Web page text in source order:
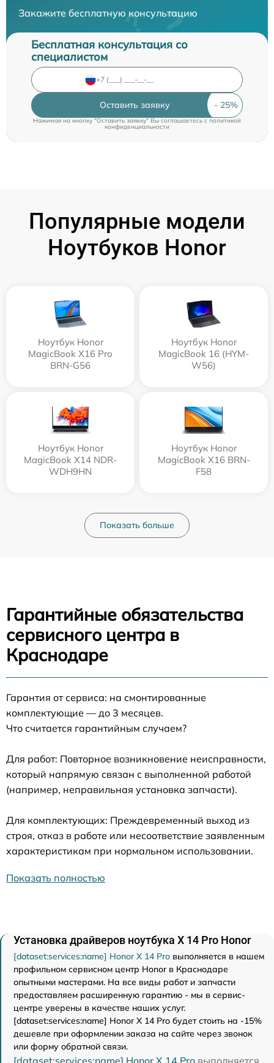
Закажите бесплатную консультацию
Бесплатная консультация со
специалистом
Оставить заявку
Нажимая на кнопку "Оставить заявку" Вы соглашаетесь cполитикой
конфиденциальности
Популярные модели
Ноутбуков Honor
Ноутбук Honor
MagicBook X16 Pro
BRN-G56
Ноутбук Honor
MagicBook 16 (HYM-
W56)
Ноутбук Honor
MagicBook X14 NDR-
WDH9HN
Ноутбук Honor
MagicBook X16 BRN-
F58
Показать больше
Гарантийные обязательства
сервисного центра в
Краснодаре
Гарантия от сервиса: на смонтированные
комплектующие — до 3 месяцев.
Что считается гарантийным случаем?
Для работ: Повторное возникновение неисправности,
который напрямую связан с выполненной работой
(например, неправильная установка запчасти).
Для комплектующих: Преждевременный выход из
строя, отказ в работе или несоответствие заявленным
характеристикам при нормальном использовании.
Показать полностью
Установка драйверов ноутбука X 14 Pro Honor
[dataset:services:name] Honor X 14 Pro выполняется в нашем
профильном сервисном центр Honor в Краснодаре
опытными мастерами. На все виды работ и запчасти
предоставляем расширенную гарантию - мы в сервис-
центре уверены в качестве наших услуг.
[dataset:services:name] Honor X 14 Pro будет стоить на -15%
дешевле при оформлении заказа на сайте через звонок
или форму обратной связи.
[dataset:services:name] Honor X 14 Pro выполняется